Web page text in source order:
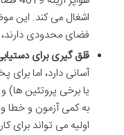
اشغال می کند. این
فضای محدودی دارند،
قلق گیری برای
آسانی دارد، اما
یا برخی پروتئین ها)
به کمی آزمون و خطا
اولیه می تواند برای